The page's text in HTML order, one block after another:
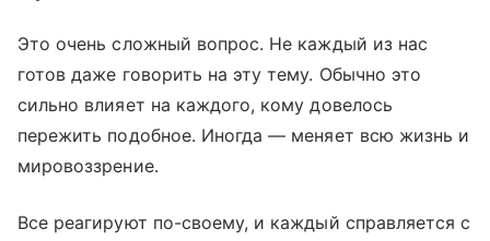
Это очень сложный вопрос. Не каждый из нас
готов даже говорить на эту тему. Обычно это
сильно влияет на каждого, кому довелось
пережить подобное. Иногда — меняет всю жизнь и
мировоззрение.
Все реагируют по-своему, и каждый справляется с